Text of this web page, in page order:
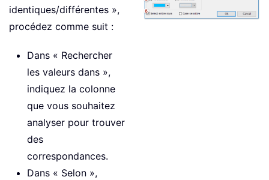
identiques/différentes »,
procédez comme suit :
Dans « Rechercher
les valeurs dans »,
indiquez la colonne
que vous souhaitez
analyser pour trouver
des
correspondances.
Dans « Selon »,